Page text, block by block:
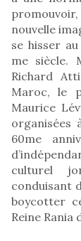
nouvelle
se hisser
me siècle.
Richard
Maroc, le
Maurice
organisées
60me
culturel
conduisant
boycotter
Reine Rania